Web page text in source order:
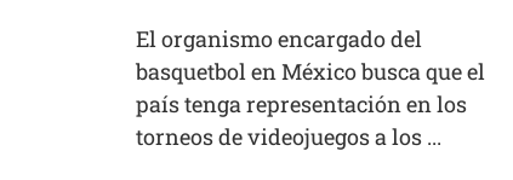
El organismo encargado del
basquetbol en México busca que el
país tenga representación en los
torneos de videojuegos a los ...